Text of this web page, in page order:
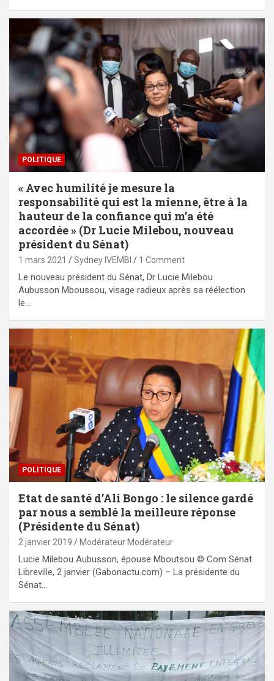
POLITIQUE
« Avec humilité je mesure la
responsabilité qui est la mienne, être à la
hauteur de la confiance qui m’a été
accordée » (Dr Lucie Milebou, nouveau
président du Sénat)
1 mars 2021 Sydney IVEMBI 1 Comment
Le nouveau président du Sénat, Dr Lucie Milebou
Aubusson Mboussou, visage radieux après sa réélection
le…
POLITIQUE
Etat de santé d’Ali Bongo : le silence gardé
par nous a semblé la meilleure réponse
(Présidente du Sénat)
2 janvier 2019 Modérateur Modérateur
Lucie Milebou Aubusson, épouse Mboutsou © Com Sénat
Libreville, 2 janvier (Gabonactu.com) – La présidente du
Sénat…